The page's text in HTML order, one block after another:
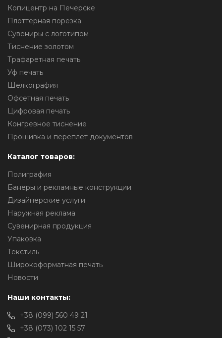
Копицентр на Печерске
Плоттерная порезка
Сувениры с логотипом
Тиснение золотом
Трафаретная печать
Уф печать
Шелкография
Офсетная печать
Цифровая печать
Конгревное тиснение
Прошивка и переплет документов
Каталог товаров:
Полиграфия
Банеры и рекламные конструкции
Дизайнерские услуги
Наружная реклама
Сувенирная продукция
Упаковка
Текстиль
Широкоформатная печать
Новости
Наши контакты:
+38 (099) 560 49 21
+38 (073) 102 15 57